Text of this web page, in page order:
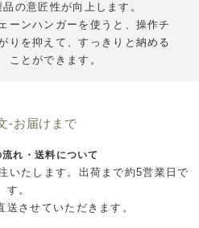
品の意匠性が向上します。
ーンハンガーを使うと、操作チ
りを抑えて、すっきりと納める
ことができます。
-お届けまで
れ・送料について
いたします。出荷まで約5営業日で
す。
送させていただきます。